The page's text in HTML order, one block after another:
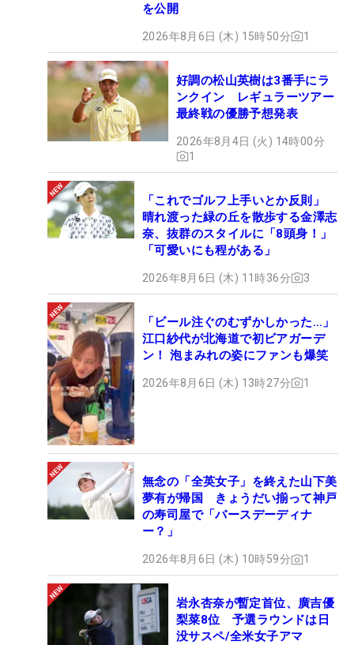
を公開
2026年8月6日 (木) 15時50分 1
好調の松山英樹は3番手にラ
ンクイン レギュラーツアー
最終戦の優勝予想発表
2026年8月4日 (火) 14時00分
1
「これでゴルフ上手いとか反則」
晴れ渡った緑の丘を散歩する金澤志
奈、抜群のスタイルに「8頭身！」
「可愛いにも程がある」
2026年8月6日 (木) 11時36分 3
「ビール注ぐのむずかしかった…」
江口紗代が北海道で初ビアガーデ
ン！ 泡まみれの姿にファンも爆笑
2026年8月6日 (木) 13時27分 1
無念の「全英女子」を終えた山下美
夢有が帰国 きょうだい揃って神戸
の寿司屋で「バースデーディナ
ー？」
2026年8月6日 (木) 10時59分 1
岩永杏奈が暫定首位、廣吉優
梨菜8位 予選ラウンドは日
没サスペ/全米女子アマ